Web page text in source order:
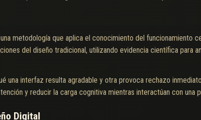
metodología que aplica el conocimiento del funcionamiento
del diseño tradicional, utilizando evidencia científica para
una interfaz resulta agradable y otra provoca rechazo
y reducir la carga cognitiva mientras interactúan con una
Digital